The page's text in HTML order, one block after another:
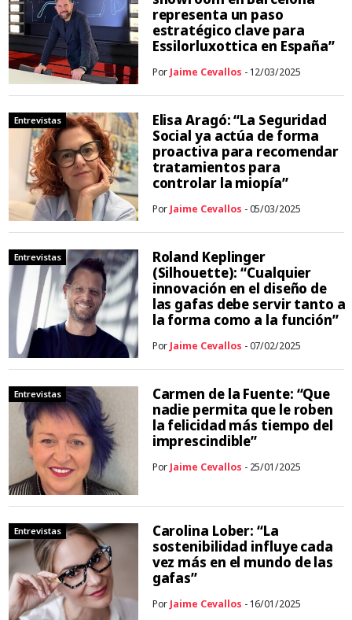
representa un paso
estratégico clave para
Essilorluxottica en España”
Por Jaime Cevallos - 12/03/2025
Entrevistas
Elisa Aragó: “La Seguridad
Social ya actúa de forma
proactiva para recomendar
tratamientos para
controlar la miopía”
Por Jaime Cevallos - 05/03/2025
Entrevistas
Roland Keplinger
(Silhouette): “Cualquier
innovación en el diseño de
las gafas debe servir tanto a
la forma como a la función”
Por Jaime Cevallos - 07/02/2025
Entrevistas
Carmen de la Fuente: “Que
nadie permita que le roben
la felicidad más tiempo del
imprescindible”
Por Jaime Cevallos - 25/01/2025
Entrevistas
Carolina Lober: “La
sostenibilidad influye cada
vez más en el mundo de las
gafas”
Por Jaime Cevallos - 16/01/2025